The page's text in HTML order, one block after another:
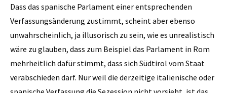
Dass das spanische Parlament einer entsprechenden
Verfassungsänderung zustimmt, scheint aber ebenso
unwahrscheinlich, ja illusorisch zu sein, wie es unrealistisch
wäre zu glauben, dass zum Beispiel das Parlament in Rom
mehrheitlich dafür stimmt, dass sich Südtirol vom Staat
verabschieden darf. Nur weil die derzeitige italienische oder